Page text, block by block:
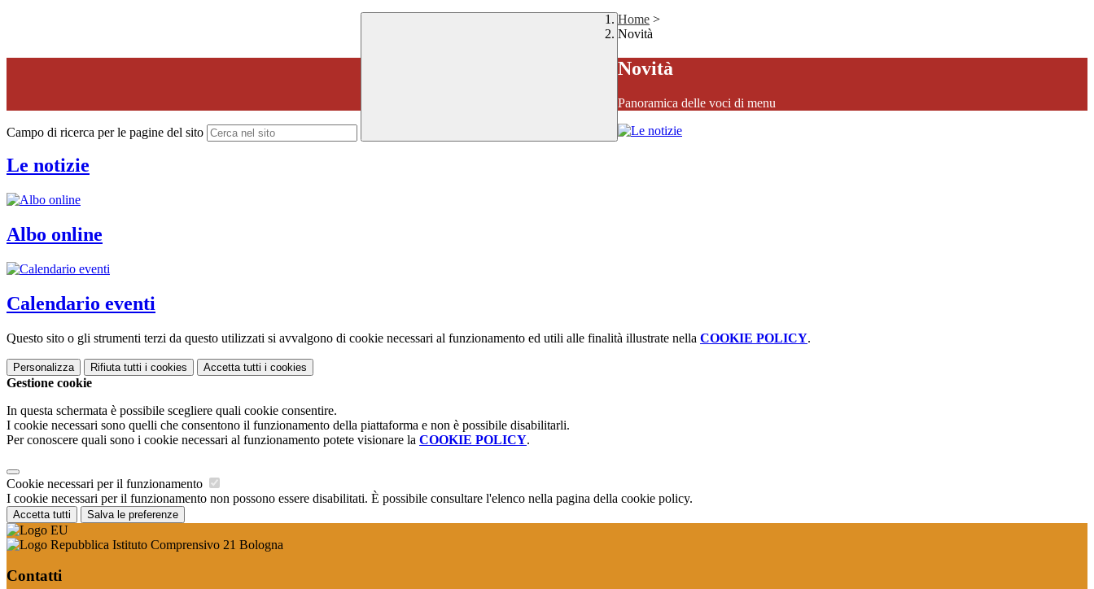
Campo di ricerca per le pagine del sito
Home >
Novità
Novità
Panoramica delle voci di menu
Le notizie
Albo online
Calendario eventi
Questo sito o gli strumenti terzi da questo utilizzati si avvalgono di cookie necessari al funzionamento ed utili alle finalità illustrate nella COOKIE POLICY.
Personalizza Rifiuta tutti i cookies Accetta tutti i cookies
Gestione cookie
In questa schermata è possibile scegliere quali cookie consentire.
I cookie necessari sono quelli che consentono il funzionamento della piattaforma e non è possibile disabilitarli.
Per conoscere quali sono i cookie necessari al funzionamento potete visionare la COOKIE POLICY.
Cookie necessari per il funzionamento
I cookie necessari per il funzionamento non possono essere disabilitati. È possibile consultare l'elenco nella pagina della cookie policy.
Accetta tutti Salva le preferenze
Istituto Comprensivo 21 Bologna
Contatti